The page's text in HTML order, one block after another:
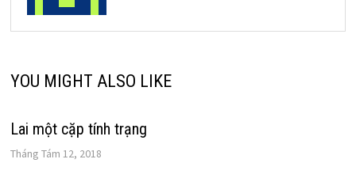
YOU MIGHT ALSO LIKE
Lai một cặp tính trạng
Tháng Tám 12, 2018